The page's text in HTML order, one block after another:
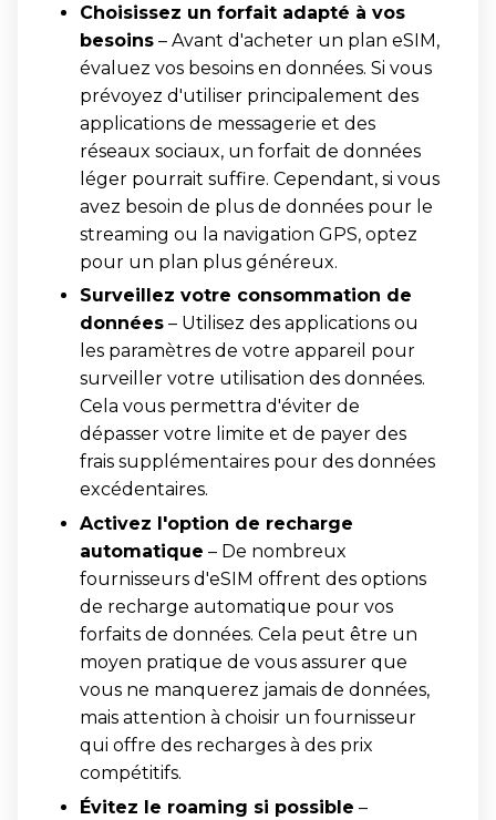
Choisissez un forfait adapté à vos
besoins – Avant d'acheter un plan eSIM,
évaluez vos besoins en données. Si vous
prévoyez d'utiliser principalement des
applications de messagerie et des
réseaux sociaux, un forfait de données
léger pourrait suffire. Cependant, si vous
avez besoin de plus de données pour le
streaming ou la navigation GPS, optez
pour un plan plus généreux.
Surveillez votre consommation de
données – Utilisez des applications ou
les paramètres de votre appareil pour
surveiller votre utilisation des données.
Cela vous permettra d'éviter de
dépasser votre limite et de payer des
frais supplémentaires pour des données
excédentaires.
Activez l'option de recharge
automatique – De nombreux
fournisseurs d'eSIM offrent des options
de recharge automatique pour vos
forfaits de données. Cela peut être un
moyen pratique de vous assurer que
vous ne manquerez jamais de données,
mais attention à choisir un fournisseur
qui offre des recharges à des prix
compétitifs.
Évitez le roaming si possible –